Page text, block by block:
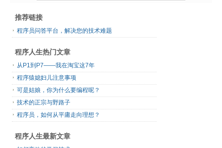
推荐链接
程序员问答平台，解决您的技术难题
程序人生热门文章
从P1到P7——我在淘宝这7年
程序猿媳妇儿注意事项
可是姑娘，你为什么要编程呢？
技术的正宗与野路子
程序员，如何从平庸走向理想？
程序人生最新文章